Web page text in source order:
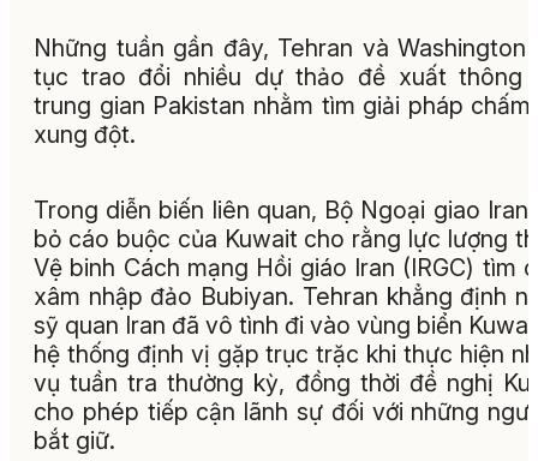
Những tuần gần đây, Tehran và Washington
tục trao đổi nhiều dự thảo đề xuất thông
trung gian Pakistan nhằm tìm giải pháp
xung đột.
Trong diễn biến liên quan, Bộ Ngoại giao Iran
bỏ cáo buộc của Kuwait cho rằng lực lượng
Vệ binh Cách mạng Hồi giáo Iran (IRGC) tìm
xâm nhập đảo Bubiyan. Tehran khẳng định
sỹ quan Iran đã vô tình đi vào vùng biển
hệ thống định vị gặp trục trặc khi thực hiện
vụ tuần tra thường kỳ, đồng thời đề nghị
cho phép tiếp cận lãnh sự đối với những
bắt giữ.